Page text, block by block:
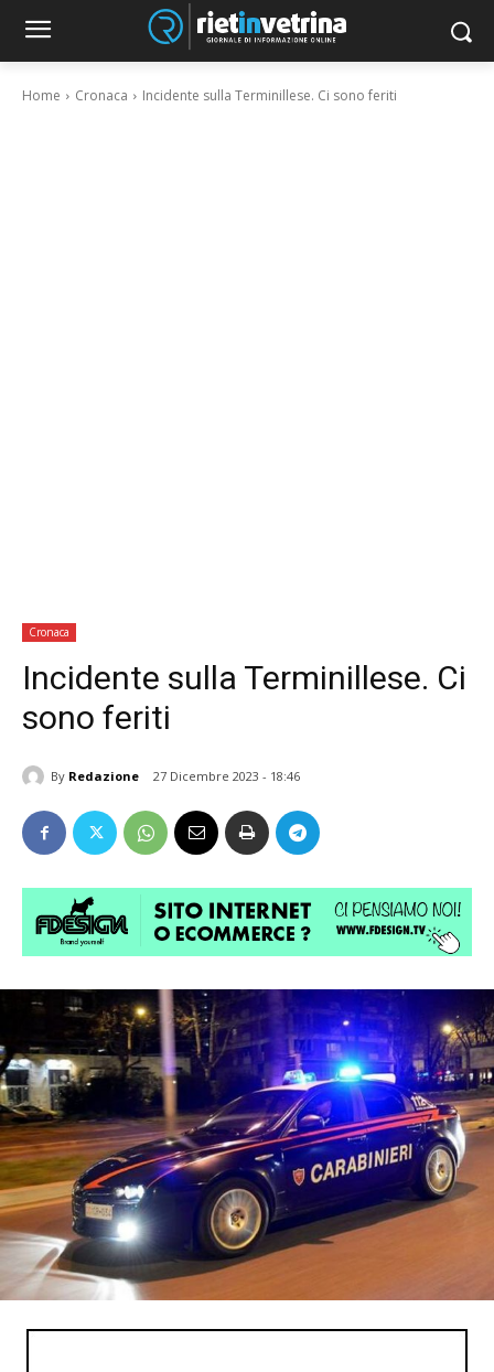
Home Cronaca Incidente sulla Terminillese. Ci sono feriti
Cronaca
Incidente sulla Terminillese. Ci
sono feriti
By Redazione 27 Dicembre 2023 - 18:46